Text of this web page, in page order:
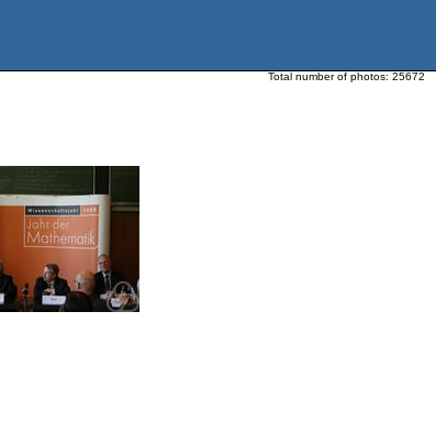
Total number of photos: 25672